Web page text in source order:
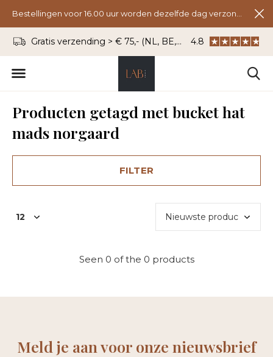
Gratis verzending > € 75,- (NL, BE, DU) WhatsApp: 06 -
4.8
Producten getagd met bucket hat
mads norgaard
FILTER
Seen 0 of the 0 products
Meld je aan voor onze nieuwsbrief